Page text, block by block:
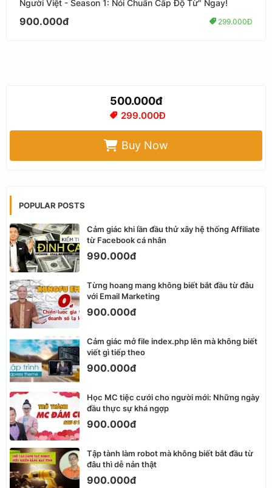
Người Việt - Season 1: Nói Chuẩn Cấp Độ Từ" Ngay!
900.000đ 299.000Đ
500.000đ
299.000Đ
Buy Now
POPULAR POSTS
Cảm giác khi lần đầu thử xây hệ thống Affiliate
từ Facebook cá nhân
990.000đ
Từng hoang mang không biết bắt đầu từ đâu
với Email Marketing
900.000đ
Cảm giác mở file index.php lên mà không biết
viết gì tiếp theo
900.000đ
Học MC tiệc cưới cho người mới: Những ngày
đầu thực sự khá ngợp
900.000đ
Tập tành làm robot mà không biết bắt đầu từ
đâu thì dễ nản thật
900.000đ